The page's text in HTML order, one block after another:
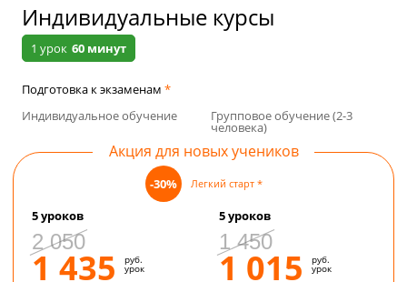
Индивидуальные курсы
1 урок 60 минут
Подготовка к экзаменам *
Индивидуальное обучение
Групповое обучение (2-3
человека)
Акция для новых учеников
-30% Легкий старт *
5 уроков
2 050
1 435 руб.
урок
5 уроков
1 450
1 015 руб.
урок